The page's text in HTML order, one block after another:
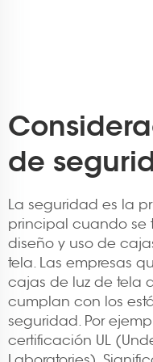
de
La seguridad es la
principal cuando se
diseño y uso de
tela. Las empresas
cajas de luz de tela
cumplan con los
seguridad. Por
certificación UL